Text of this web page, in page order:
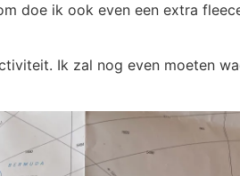
doe ik ook even een extra
Ik zal nog even moeten